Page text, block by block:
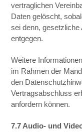
vertraglichen
Daten gelöscht,
sei denn, gesetzliche
entgegen.
Weitere
im Rahmen der
den
Vertragsabschluss
anfordern können.
7.7 Audio- und